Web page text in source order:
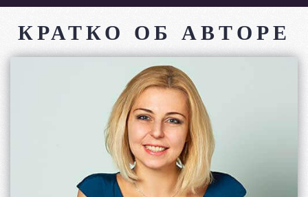
КРАТКО ОБ АВТОРЕ